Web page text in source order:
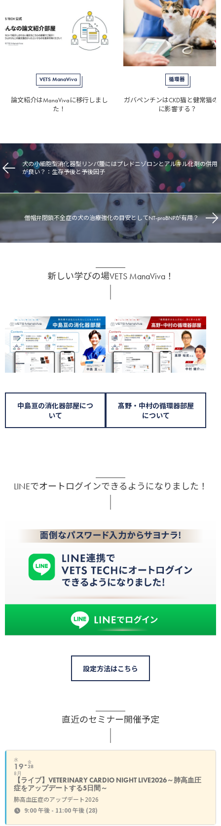
VETS ManaViva
論文紹介はManaVivaに移行しまし
た！
循環器
ガバペンチンはCKD猫と健常猫の
に影響する？
犬の小細胞型消化器型リンパ腫にはプレドニゾロンとアルキル化剤の併用
が良い？：生存予後と予後因子
僧帽弁閉鎖不全症の犬の治療強化の目安としてNT-proBNPが有用？
新しい学びの場VETS ManaViva！
中島亘の消化器部屋につ
いて
髙野・中村の循環器部屋
について
LINEでオートログインできるようになりました！
設定方法はこちら
直近のセミナー開催予定
水
19
8月
金
28
【ライブ】VETERINARY CARDIO NIGHT LIVE2026～肺高血圧
症をアップデートする5日間～
肺高血圧症のアップデート2026
9:00 午後 - 11:00 午後 (28)